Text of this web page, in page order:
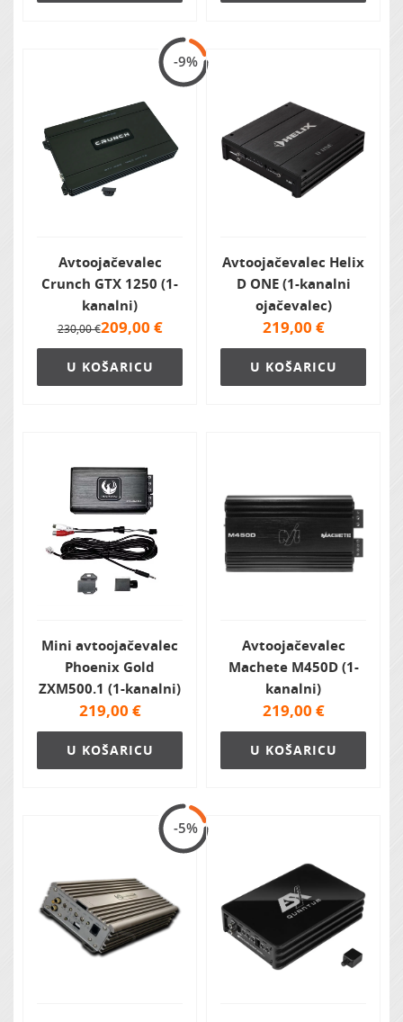
-9%
Avtoojačevalec
Crunch GTX 1250 (1-
kanalni)
230,00 €209,00 €
U KOŠARICU
Avtoojačevalec Helix
D ONE (1-kanalni
ojačevalec)
219,00 €
U KOŠARICU
Mini avtoojačevalec
Phoenix Gold
ZXM500.1 (1-kanalni)
219,00 €
U KOŠARICU
Avtoojačevalec
Machete M450D (1-
kanalni)
219,00 €
U KOŠARICU
-5%